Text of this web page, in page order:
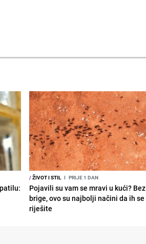
/ŽIVOT I STIL I PRIJE 1 DAN
Pojavili su vam se mravi u kući? Bez
brige, ovo su najbolji načini da ih se
riješite